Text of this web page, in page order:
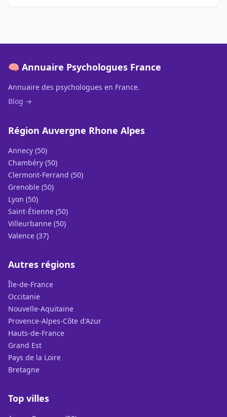
🧠 Annuaire Psychologues France
Annuaire des psychologues en France.
Blog →
Région Auvergne Rhone Alpes
Annecy (50)
Chambéry (50)
Clermont-Ferrand (50)
Grenoble (50)
Lyon (50)
Saint-Étienne (50)
Villeurbanne (50)
Valence (37)
Autres régions
Île-de-France
Occitanie
Nouvelle-Aquitaine
Provence-Alpes-Côte d'Azur
Hauts-de-France
Grand Est
Pays de la Loire
Bretagne
Top villes